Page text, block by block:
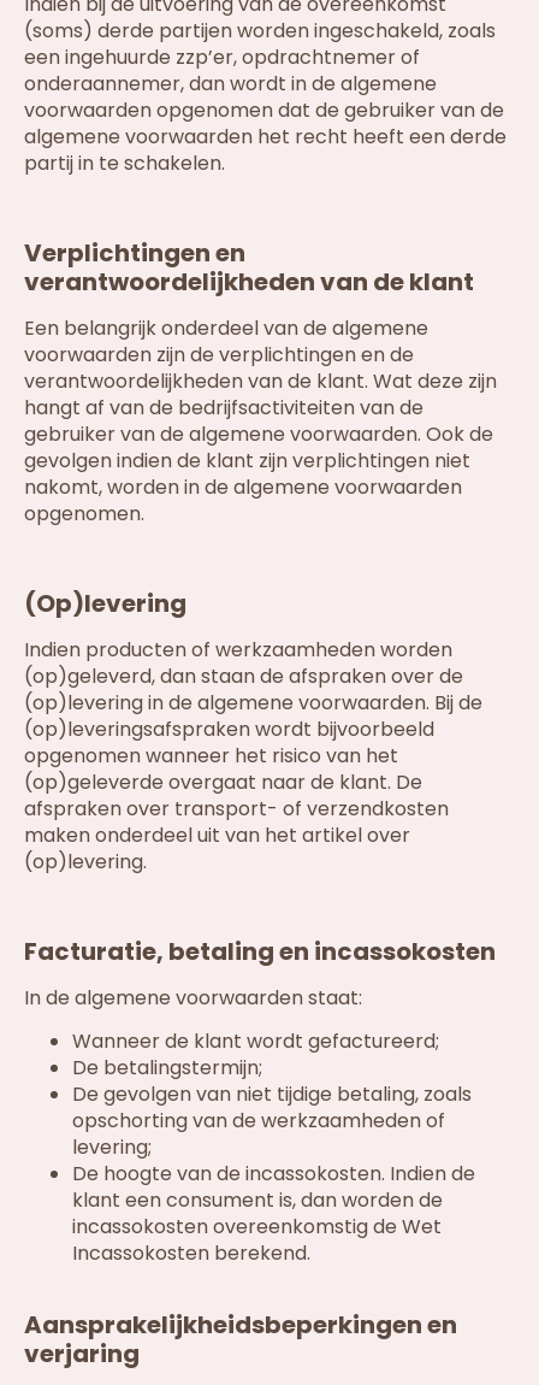
(soms) derde partijen worden ingeschakeld, zoals
een ingehuurde zzp’er, opdrachtnemer of
onderaannemer, dan wordt in de algemene
voorwaarden opgenomen dat de gebruiker van de
algemene voorwaarden het recht heeft een derde
partij in te schakelen.
Verplichtingen en
verantwoordelijkheden van de klant
Een belangrijk onderdeel van de algemene
voorwaarden zijn de verplichtingen en de
verantwoordelijkheden van de klant. Wat deze zijn
hangt af van de bedrijfsactiviteiten van de
gebruiker van de algemene voorwaarden. Ook de
gevolgen indien de klant zijn verplichtingen niet
nakomt, worden in de algemene voorwaarden
opgenomen.
(Op)levering
Indien producten of werkzaamheden worden
(op)geleverd, dan staan de afspraken over de
(op)levering in de algemene voorwaarden. Bij de
(op)leveringsafspraken wordt bijvoorbeeld
opgenomen wanneer het risico van het
(op)geleverde overgaat naar de klant. De
afspraken over transport- of verzendkosten
maken onderdeel uit van het artikel over
(op)levering.
Facturatie, betaling en incassokosten
In de algemene voorwaarden staat:
Wanneer de klant wordt gefactureerd;
De betalingstermijn;
De gevolgen van niet tijdige betaling, zoals
opschorting van de werkzaamheden of
levering;
De hoogte van de incassokosten. Indien de
klant een consument is, dan worden de
incassokosten overeenkomstig de Wet
Incassokosten berekend.
Aansprakelijkheidsbeperkingen en
verjaring